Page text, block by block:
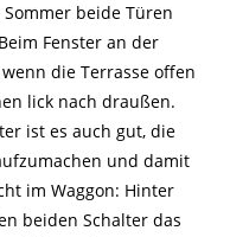
beide Türen
Fenster an der
die Terrasse offen
lick nach draußen.
ist es auch gut, die
und damit
im Waggon: Hinter
beiden Schalter das